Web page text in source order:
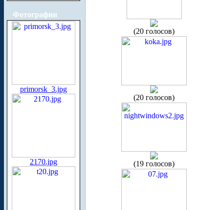
Фотографии
primorsk_3.jpg
2170.jpg
(20 голосов)
(20 голосов)
(19 голосов)